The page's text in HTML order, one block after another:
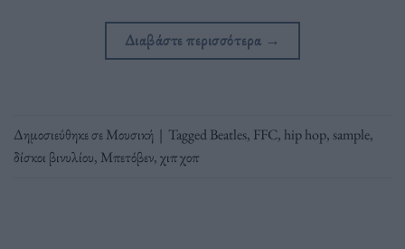
Διαβάστε περισσότερα →
Δημοσιεύθηκε σεΜουσική | TaggedBeatles, FFC, hip hop, sample,
δίσκοι βινυλίου, Μπετόβεν,χιπ χοπ